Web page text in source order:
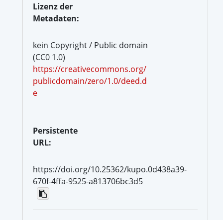
Lizenz der
Metadaten:
kein Copyright / Public domain
(CC0 1.0)
https://creativecommons.org/
publicdomain/zero/1.0/deed.d
e
Persistente
URL:
https://doi.org/10.25362/kupo.0d438a39-
670f-4ffa-9525-a813706bc3d5